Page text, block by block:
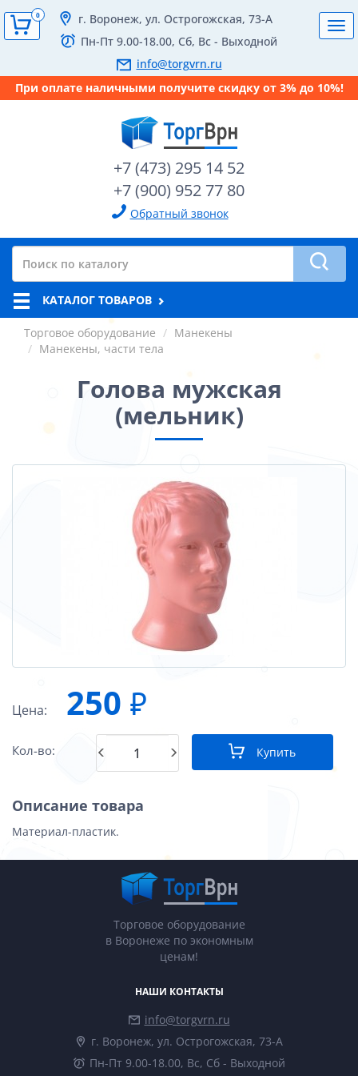
г. Воронеж, ул. Острогожская, 73-А
Пн-Пт 9.00-18.00, Сб, Вс - Выходной
info@torgvrn.ru
При оплате наличными получите скидку от 3% до 10%!
+7 (473) 295 14 52
+7 (900) 952 77 80
Обратный звонок
0
КАТАЛОГ ТОВАРОВ
Торговое оборудование
Манекены
Манекены, части тела
Голова мужская
(мельник)
Цена: 250 ₽
Кол-во: Купить
Описание товара
Материал-пластик.
Торговое оборудование
в Воронеже по экономным
ценам!
НАШИ КОНТАКТЫ
info@torgvrn.ru
г. Воронеж, ул. Острогожская, 73-А
Пн-Пт 9.00-18.00, Вс, Сб - Выходной